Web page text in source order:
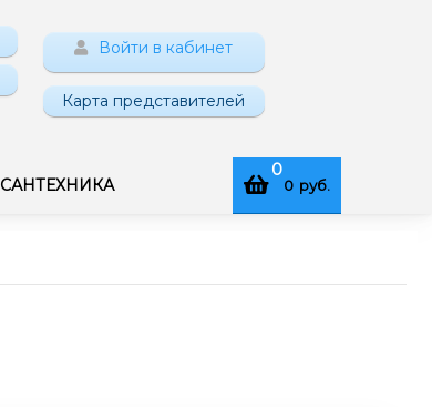
Войти в кабинет
Карта представителей
САНТЕХНИКА
0
0 руб.